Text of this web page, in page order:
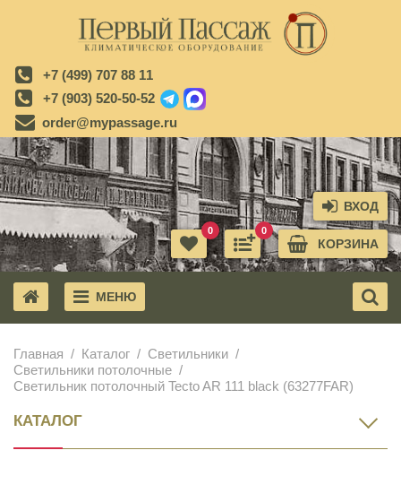
+7 (499) 707 88 11
+7 (903) 520-50-52
order@mypassage.ru
ВХОД
КОРЗИНА
0
0
МЕНЮ
Главная Каталог
Светильники
Светильники потолочные
Светильник потолочный Tecto AR 111 black (63277FAR)
КАТАЛОГ